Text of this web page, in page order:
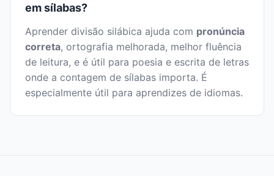
em sílabas?
Aprender divisão silábica ajuda com pronúncia
correta, ortografia melhorada, melhor fluência
de leitura, e é útil para poesia e escrita de letras
onde a contagem de sílabas importa. É
especialmente útil para aprendizes de idiomas.